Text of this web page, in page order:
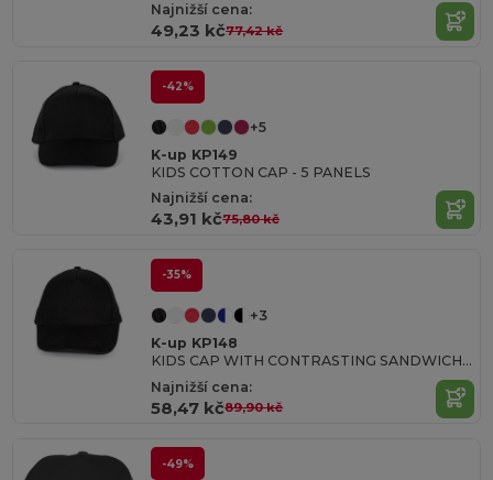
Najnižší cena:
49,23 kč77,42 kč
-42%
+5
K-up KP149
KIDS COTTON CAP - 5 PANELS
Najnižší cena:
43,91 kč75,80 kč
-35%
+3
K-up KP148
KIDS CAP WITH CONTRASTING SANDWICH VISOR - 5 PANELS
Najnižší cena:
58,47 kč89,90 kč
-49%